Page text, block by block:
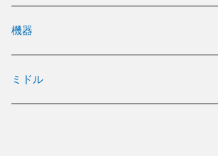
機器
ミドル